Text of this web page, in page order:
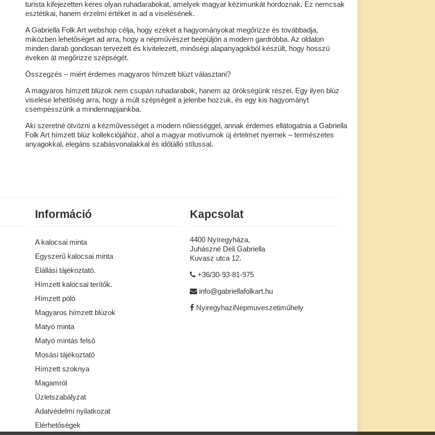
turista kifejezetten keres olyan ruhadarabokat, amelyek magyar kézimunkát hordoznak. Ez nemcsak
esztétikai, hanem érzelmi értéket is ad a viselésének.
A Gabriella Folk Art webshop célja, hogy ezeket a hagyományokat megőrizze és továbbadja,
miközben lehetőséget ad arra, hogy a népművészet beépüljön a modern gardróbba. Az oldalon
minden darab gondosan tervezett és kivitelezett, minőségi alapanyagokból készült, hogy hosszú
éveken át megőrizze szépségét.
Összegzés – miért érdemes magyaros hímzett blúzt választani?
A magyaros hímzett blúzok nem csupán ruhadarabok, hanem az örökségünk részei. Egy ilyen blúz
viselése lehetőség arra, hogy a múlt szépségeit a jelenbe hozzuk, és egy kis hagyományt
csempésszünk a mindennapjainkba.
Aki szeretné ötvözni a kézművességet a modern nőiességgel, annak érdemes ellátogatnia a Gabriella
Folk Art hímzett blúz kollekciójához, ahol a magyar motívumok új értelmet nyernek – természetes
anyagokkal, elegáns szabásvonalakkal és időtálló stílussal.
Információ
A kalocsai minta
Egyszerű kalocsai minta
Elállási tájékoztató.
Hímzett kalocsai terítők.
Hímzett póló
Magyaros hímzett blúzok
Matyó minta
Matyó mintás felső
Mosási tájékoztató
Hímzett szoknya
Magamról
Üzletszabályzat
Adatvédelmi nyilatkozat
Elérhetőségek
Kapcsolat
4400 Nyíregyháza,
Juhászné Deli Gabriella
Kuvasz utca 12.
+36/30-93-81-975
info@gabriellafolkart.hu
NyiregyhaziNepmuveszetiműhely